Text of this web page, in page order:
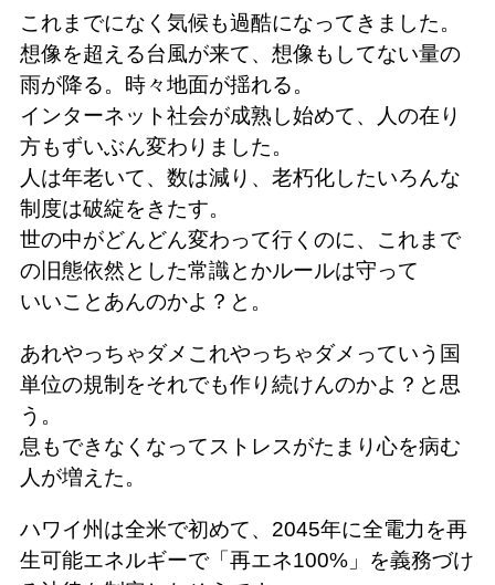
これまでになく気候も過酷になってきました。
想像を超える台風が来て、想像もしてない量の
雨が降る。時々地面が揺れる。
インターネット社会が成熟し始めて、人の在り
方もずいぶん変わりました。
人は年老いて、数は減り、老朽化したいろんな
制度は破綻をきたす。
世の中がどんどん変わって行くのに、これまで
の旧態依然とした常識とかルールは守って
いいことあんのかよ？と。
あれやっちゃダメこれやっちゃダメっていう国
単位の規制をそれでも作り続けんのかよ？と思
う。
息もできなくなってストレスがたまり心を病む
人が増えた。
ハワイ州は全米で初めて、2045年に全電力を再
生可能エネルギーで「再エネ100%」を義務づけ